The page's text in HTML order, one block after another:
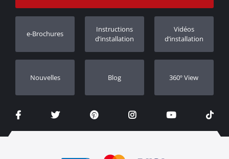
Suivi des commandes
Concessionnaires
e-Brochures
Instructions
d’installation
Vidéos
d’installation
Nouvelles Blog 360º View